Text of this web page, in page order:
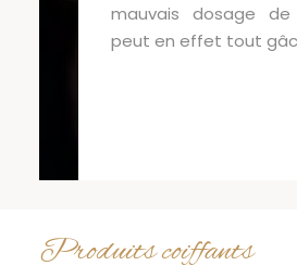
mauvais dosage de
peut en effet tout
Produits coiffants